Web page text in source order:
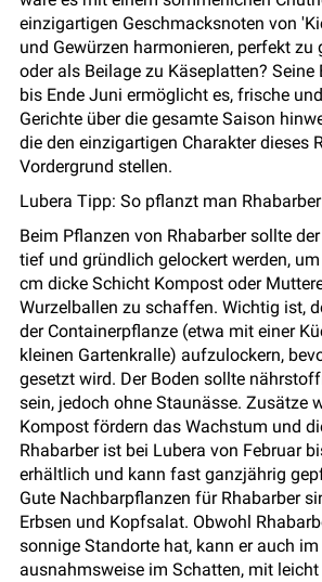
einzigartigen Geschmacksnoten von
und Gewürzen harmonieren, perfekt zu
oder als Beilage zu Käseplatten? Seine
bis Ende Juni ermöglicht es, frische
Gerichte über die gesamte Saison
die den einzigartigen Charakter dieses
Vordergrund stellen.
Lubera Tipp: So pflanzt man
Beim Pflanzen von Rhabarber sollte
tief und gründlich gelockert werden,
cm dicke Schicht Kompost oder
Wurzelballen zu schaffen. Wichtig ist,
der Containerpflanze (etwa mit einer
kleinen Gartenkralle) aufzulockern,
gesetzt wird. Der Boden sollte
sein, jedoch ohne Staunässe. Zusätze
Kompost fördern das Wachstum und
Rhabarber ist bei Lubera von Februar
erhältlich und kann fast ganzjährig
Gute Nachbarpflanzen für Rhabarber
Erbsen und Kopfsalat. Obwohl
sonnige Standorte hat, kann er auch
ausnahmsweise im Schatten, mit leicht